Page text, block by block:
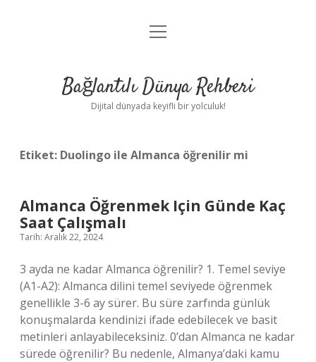
Anasayfa
Yasal Uyarı
menüyü
Bağlantılı Dünya Rehberi
Dijital dünyada keyifli bir yolculuk!
Etiket: Duolingo ile Almanca öğrenilir mi
Almanca Öğrenmek Için Günde Kaç
Saat Çalışmalı
Tarih: Aralık 22, 2024
3 ayda ne kadar Almanca öğrenilir? 1. Temel seviye
(A1-A2): Almanca dilini temel seviyede öğrenmek
genellikle 3-6 ay sürer. Bu süre zarfında günlük
konuşmalarda kendinizi ifade edebilecek ve basit
metinleri anlayabileceksiniz. 0’dan Almanca ne kadar
sürede öğrenilir? Bu nedenle, Almanya’daki kamu